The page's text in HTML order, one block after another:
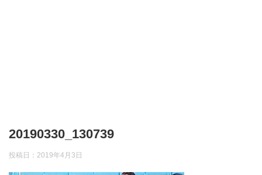
20190330_130739
投稿日： 2019年4月3日